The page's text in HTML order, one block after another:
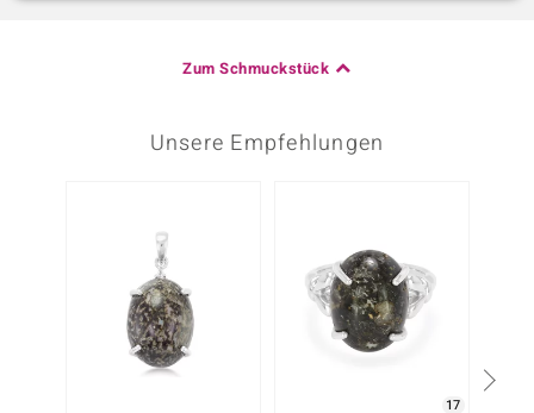
Zum Schmuckstück
Unsere Empfehlungen
17